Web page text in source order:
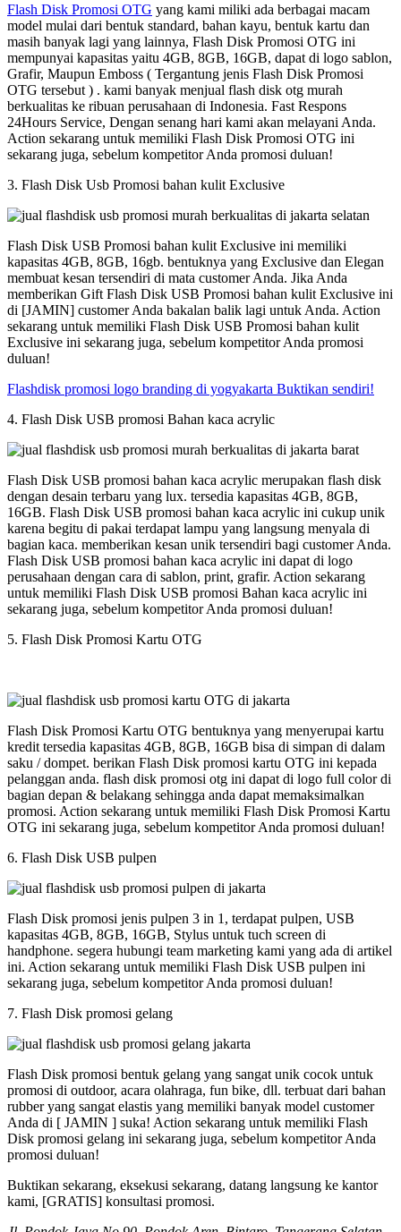
Flash Disk Promosi OTG yang kami miliki ada berbagai macam
model mulai dari bentuk standard, bahan kayu, bentuk kartu dan
masih banyak lagi yang lainnya, Flash Disk Promosi OTG ini
mempunyai kapasitas yaitu 4GB, 8GB, 16GB, dapat di logo sablon,
Grafir, Maupun Emboss ( Tergantung jenis Flash Disk Promosi
OTG tersebut ) . kami banyak menjual flash disk otg murah
berkualitas ke ribuan perusahaan di Indonesia. Fast Respons
24Hours Service, Dengan senang hari kami akan melayani Anda.
Action sekarang untuk memiliki Flash Disk Promosi OTG ini
sekarang juga, sebelum kompetitor Anda promosi duluan!
3. Flash Disk Usb Promosi bahan kulit Exclusive
Flash Disk USB Promosi bahan kulit Exclusive ini memiliki
kapasitas 4GB, 8GB, 16gb. bentuknya yang Exclusive dan Elegan
membuat kesan tersendiri di mata customer Anda. Jika Anda
memberikan Gift Flash Disk USB Promosi bahan kulit Exclusive ini
di [JAMIN] customer Anda bakalan balik lagi untuk Anda. Action
sekarang untuk memiliki Flash Disk USB Promosi bahan kulit
Exclusive ini sekarang juga, sebelum kompetitor Anda promosi
duluan!
Flashdisk promosi logo branding di yogyakarta Buktikan sendiri!
4. Flash Disk USB promosi Bahan kaca acrylic
Flash Disk USB promosi bahan kaca acrylic merupakan flash disk
dengan desain terbaru yang lux. tersedia kapasitas 4GB, 8GB,
16GB. Flash Disk USB promosi bahan kaca acrylic ini cukup unik
karena begitu di pakai terdapat lampu yang langsung menyala di
bagian kaca. memberikan kesan unik tersendiri bagi customer Anda.
Flash Disk USB promosi bahan kaca acrylic ini dapat di logo
perusahaan dengan cara di sablon, print, grafir. Action sekarang
untuk memiliki Flash Disk USB promosi Bahan kaca acrylic ini
sekarang juga, sebelum kompetitor Anda promosi duluan!
5. Flash Disk Promosi Kartu OTG
Flash Disk Promosi Kartu OTG bentuknya yang menyerupai kartu
kredit tersedia kapasitas 4GB, 8GB, 16GB bisa di simpan di dalam
saku / dompet. berikan Flash Disk promosi kartu OTG ini kepada
pelanggan anda. flash disk promosi otg ini dapat di logo full color di
bagian depan & belakang sehingga anda dapat memaksimalkan
promosi. Action sekarang untuk memiliki Flash Disk Promosi Kartu
OTG ini sekarang juga, sebelum kompetitor Anda promosi duluan!
6. Flash Disk USB pulpen
Flash Disk promosi jenis pulpen 3 in 1, terdapat pulpen, USB
kapasitas 4GB, 8GB, 16GB, Stylus untuk tuch screen di
handphone. segera hubungi team marketing kami yang ada di artikel
ini. Action sekarang untuk memiliki Flash Disk USB pulpen ini
sekarang juga, sebelum kompetitor Anda promosi duluan!
7. Flash Disk promosi gelang
Flash Disk promosi bentuk gelang yang sangat unik cocok untuk
promosi di outdoor, acara olahraga, fun bike, dll. terbuat dari bahan
rubber yang sangat elastis yang memiliki banyak model customer
Anda di [ JAMIN ] suka! Action sekarang untuk memiliki Flash
Disk promosi gelang ini sekarang juga, sebelum kompetitor Anda
promosi duluan!
Buktikan sekarang, eksekusi sekarang, datang langsung ke kantor
kami, [GRATIS] konsultasi promosi.